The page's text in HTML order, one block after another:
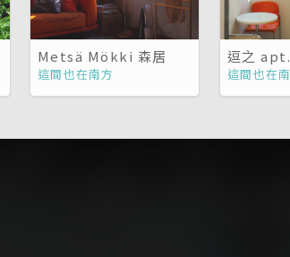
Metsä Mökki 森居
這間也在南方
逗之
這間也在